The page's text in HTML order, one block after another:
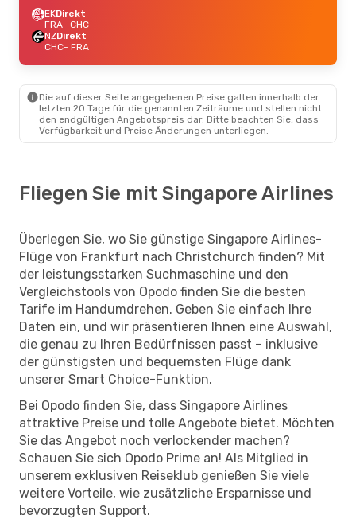
EKDirekt
FRA- CHC
NZDirekt
CHC- FRA
Die auf dieser Seite angegebenen Preise galten innerhalb der
letzten 20 Tage für die genannten Zeiträume und stellen nicht
den endgültigen Angebotspreis dar. Bitte beachten Sie, dass
Verfügbarkeit und Preise Änderungen unterliegen.
Fliegen Sie mit Singapore Airlines
Überlegen Sie, wo Sie günstige Singapore Airlines-
Flüge von Frankfurt nach Christchurch finden? Mit
der leistungsstarken Suchmaschine und den
Vergleichstools von Opodo finden Sie die besten
Tarife im Handumdrehen. Geben Sie einfach Ihre
Daten ein, und wir präsentieren Ihnen eine Auswahl,
die genau zu Ihren Bedürfnissen passt – inklusive
der günstigsten und bequemsten Flüge dank
unserer Smart Choice-Funktion.
Bei Opodo finden Sie, dass Singapore Airlines
attraktive Preise und tolle Angebote bietet. Möchten
Sie das Angebot noch verlockender machen?
Schauen Sie sich Opodo Prime an! Als Mitglied in
unserem exklusiven Reiseklub genießen Sie viele
weitere Vorteile, wie zusätzliche Ersparnisse und
bevorzugten Support.